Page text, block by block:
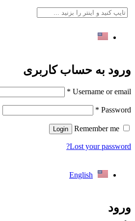
English
به حساب کاربری
Username or
*
*
Remember me
Login
Lost your
English